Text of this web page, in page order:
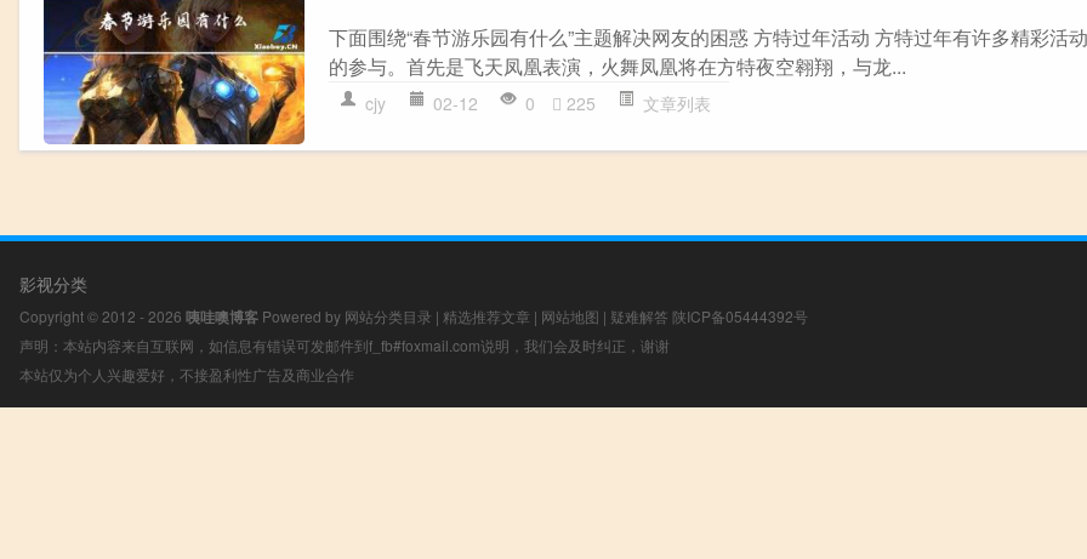
下面围绕“春节游乐园有什么”主题解决网友的困惑 方特过年活动 方特过年有许多精彩活
的参与。首先是飞天凤凰表演，火舞凤凰将在方特夜空翱翔，与龙...
cjy 02-12 0 225 文章列表
影视分类
Copyright © 2012 - 2026 咦哇噢博客 Powered by 网站分类目录 | 精选推荐文章 | 网站地图 | 疑难解答 陕ICP备05444392号
声明：本站内容来自互联网，如信息有错误可发邮件到f_fb#foxmail.com说明，我们会及时纠正，谢谢
本站仅为个人兴趣爱好，不接盈利性广告及商业合作